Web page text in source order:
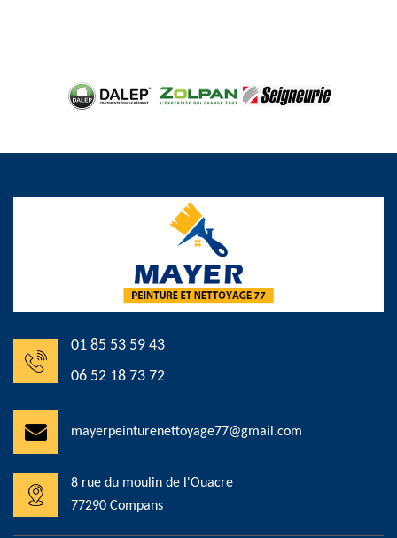
01 85 53 59 43
06 52 18 73 72
mayerpeinturenettoyage77@gmail.com
8 rue du moulin de l'Ouacre
77290 Compans